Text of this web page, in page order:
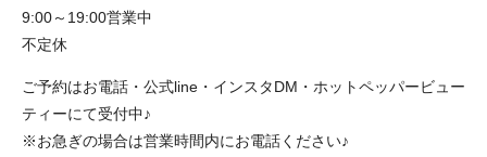
9:00～19:00営業中
不定休
ご予約はお電話・公式line・インスタDM・ホットペッパービュー
ティーにて受付中♪
※お急ぎの場合は営業時間内にお電話ください♪